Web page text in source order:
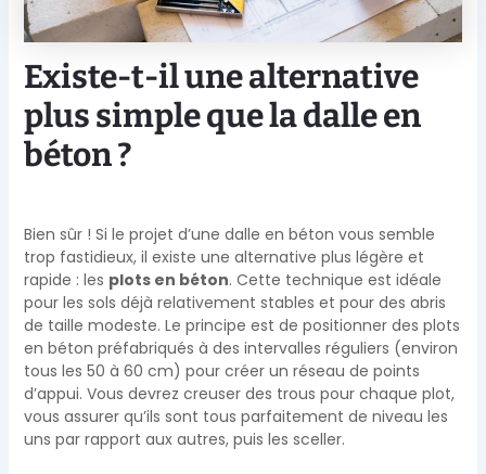
Existe-t-il une alternative
plus simple que la dalle en
béton ?
Bien sûr ! Si le projet d’une dalle en béton vous semble
trop fastidieux, il existe une alternative plus légère et
rapide : les plots en béton. Cette technique est idéale
pour les sols déjà relativement stables et pour des abris
de taille modeste. Le principe est de positionner des plots
en béton préfabriqués à des intervalles réguliers (environ
tous les 50 à 60 cm) pour créer un réseau de points
d’appui. Vous devrez creuser des trous pour chaque plot,
vous assurer qu’ils sont tous parfaitement de niveau les
uns par rapport aux autres, puis les sceller.